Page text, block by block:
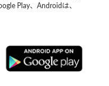
Play、Androidは、